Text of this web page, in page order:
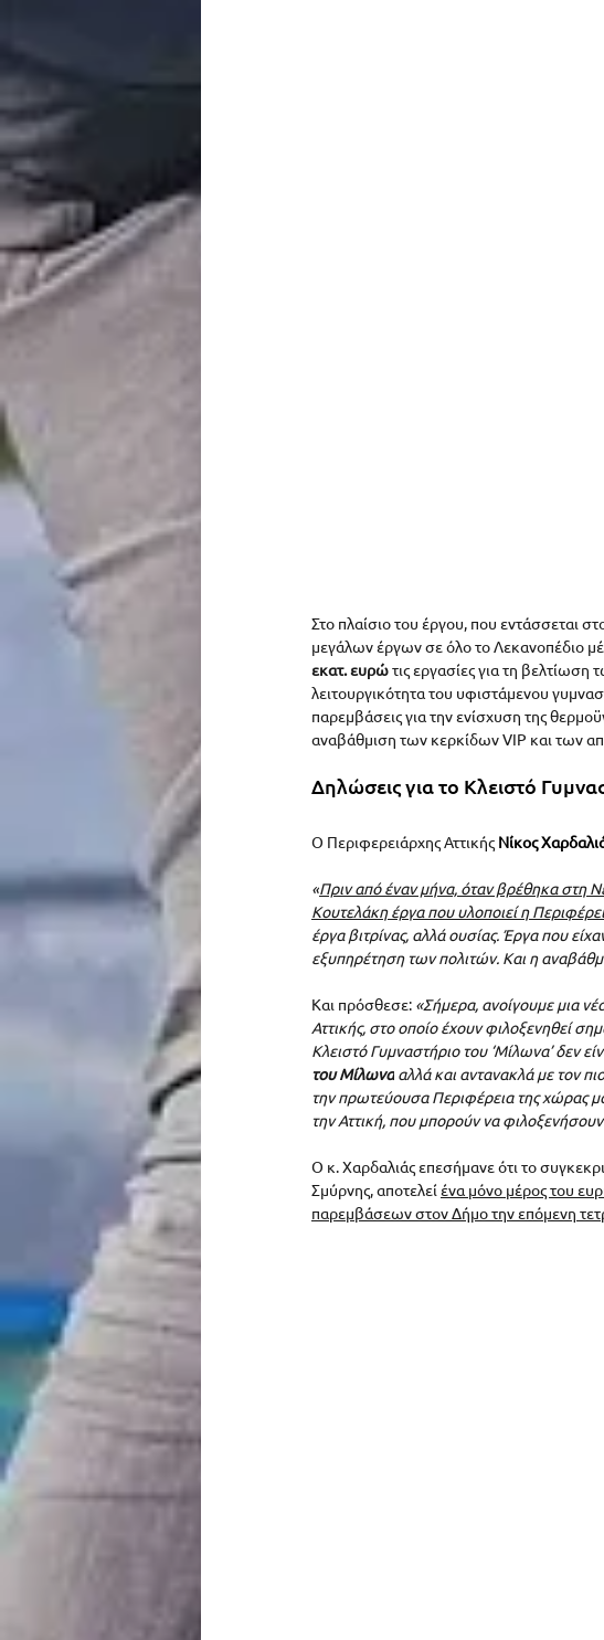
Στο πλαίσιο του έργου, που εντάσσεται
μεγάλων έργων σε όλο το Λεκανοπέδιο
εκατ. ευρώ τις εργασίες για τη
λειτουργικότητα του υφιστάμενου
παρεμβάσεις για την ενίσχυση της
αναβάθμιση των κερκίδων VIP και των
Δηλώσεις για το Κλειστό
Ο Περιφερειάρχης Αττικής Νίκος
«Πριν από έναν μήνα, όταν βρέθηκα στη
Κουτελάκη έργα που υλοποιεί η
έργα βιτρίνας, αλλά ουσίας. Έργα που
εξυπηρέτηση των πολιτών. Και η
Και πρόσθεσε: «Σήμερα, ανοίγουμε μια
Αττικής, στο οποίο έχουν φιλοξενηθεί
Κλειστό Γυμναστήριο του ‘Μίλωνα’ δεν
του Μίλωνα αλλά και αντανακλά με τον
την πρωτεύουσα Περιφέρεια της χώρας
την Αττική, που μπορούν να
Ο κ. Χαρδαλιάς επεσήμανε ότι το
Σμύρνης, αποτελεί ένα μόνο μέρος του
παρεμβάσεων στον Δήμο την επόμενη